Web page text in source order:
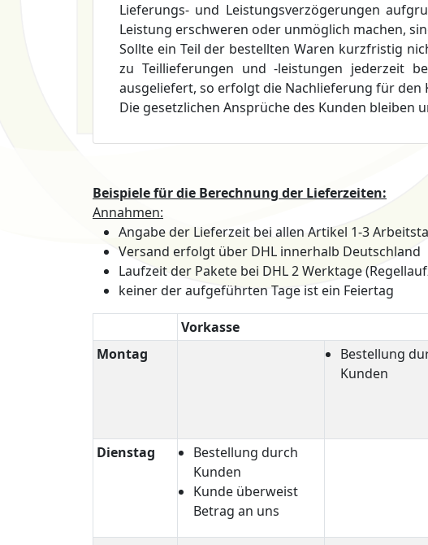
Lieferungs- und Leistungsverzögerungen
Leistung erschweren oder unmöglich machen,
Sollte ein Teil der bestellten Waren kurzfristig
zu Teillieferungen und -leistungen jederzeit
ausgeliefert, so erfolgt die Nachlieferung für den
Die gesetzlichen Ansprüche des Kunden bleiben
Beispiele für die Berechnung der Lieferzeiten:
Annahmen:
Angabe der Lieferzeit bei allen Artikel 1-3
Versand erfolgt über DHL innerhalb Deutschland
Laufzeit der Pakete bei DHL 2 Werktage
keiner der aufgeführten Tage ist ein Feiertag
Vorkasse
Montag
Bestellung
Kunden
Dienstag
Bestellung durch
Kunden
Kunde überweist
Betrag an uns